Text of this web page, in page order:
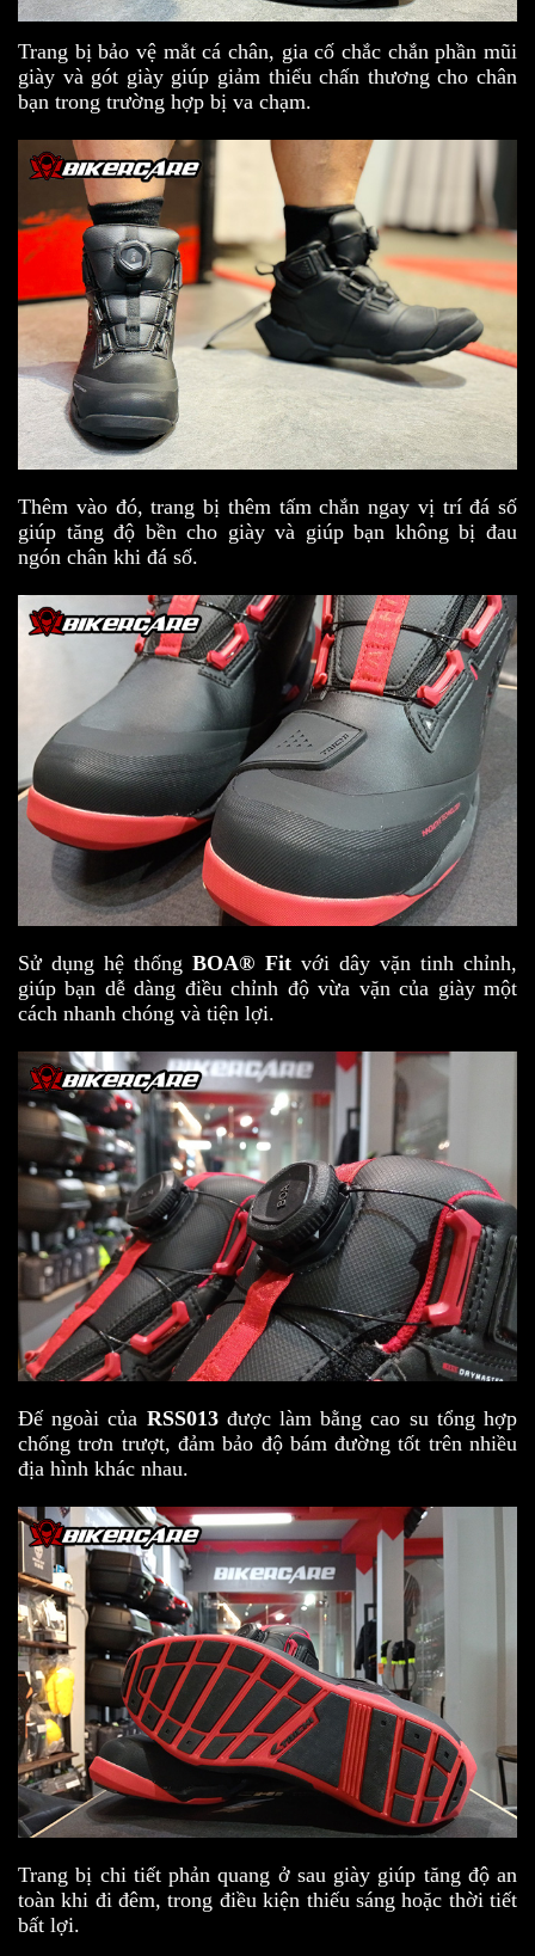
Trang bị bảo vệ mắt cá chân, gia cố chắc chắn phần mũi
giày và gót giày giúp giảm thiểu chấn thương cho chân
bạn trong trường hợp bị va chạm.
Thêm vào đó, trang bị thêm tấm chắn ngay vị trí đá số
giúp tăng độ bền cho giày và giúp bạn không bị đau
ngón chân khi đá số.
Sử dụng hệ thốngBOA® Fit với dây vặn tinh chỉnh,
giúp bạn dễ dàng điều chỉnh độ vừa vặn của giày một
cách nhanh chóng và tiện lợi.
Đế ngoài của RSS013được làm bằng cao su tổng hợp
chống trơn trượt, đảm bảo độ bám đường tốt trên nhiều
địa hình khác nhau.
Trang bị chi tiết phản quang ở sau giày giúp tăng độ an
toàn khi đi đêm, trong điều kiện thiếu sáng hoặc thời tiết
bất lợi.